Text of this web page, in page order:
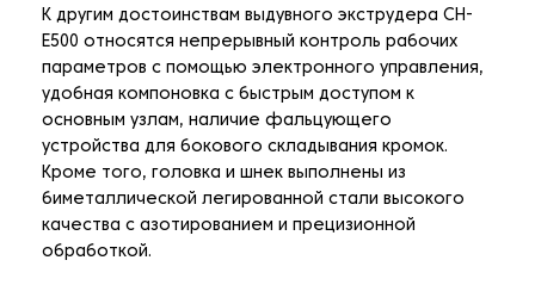
К другим достоинствам выдувного экструдера CH-
E500 относятся непрерывный контроль рабочих
параметров с помощью электронного управления,
удобная компоновка с быстрым доступом к
основным узлам, наличие фальцующего
устройства для бокового складывания кромок.
Кроме того, головка и шнек выполнены из
биметаллической легированной стали высокого
качества с азотированием и прецизионной
обработкой.